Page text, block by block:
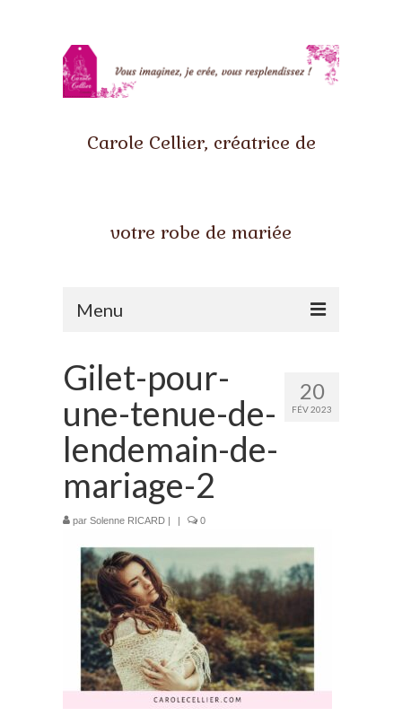
Carole Cellier, créatrice de
votre robe de mariée
Menu
Qui suis-je ?
Prestations
La mariée audacieuse
La mariée astucieuse
Galerie
Blog
Médias
Contact
20
FÉV 2023
Gilet-pour-
une-tenue-de-
lendemain-de-
mariage-2
par Solenne RICARD | | 0